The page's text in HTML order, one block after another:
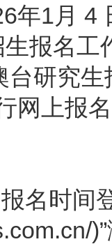
年1月 4
报名工
研究
网上报
名时间